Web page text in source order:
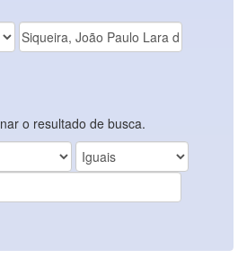
o resultado de busca.